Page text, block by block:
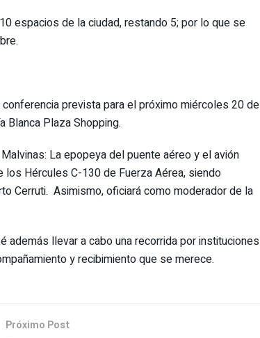
espacios de la ciudad, restando 5; por lo que se
prevista para el próximo miércoles 20 de
Blanca Plaza Shopping.
La epopeya del puente aéreo y el avión
Hércules C-130 de Fuerza Aérea, siendo
Cerruti. Asimismo, oficiará como moderador de la
además llevar a cabo una recorrida por instituciones
y recibimiento que se merece.
Próximo Post